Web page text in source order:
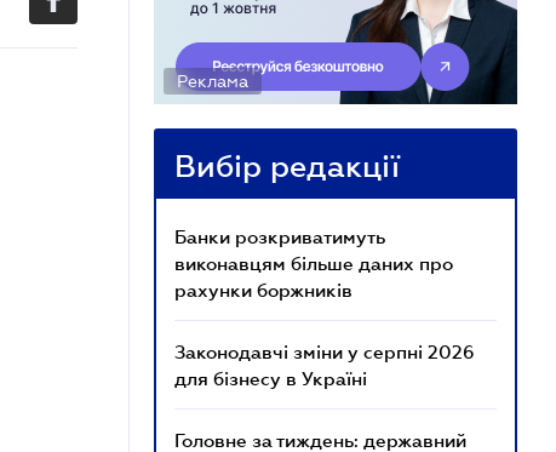
Реклама
Вибір редакції
Банки розкриватимуть
виконавцям більше даних про
рахунки боржників
Законодавчі зміни у серпні 2026
для бізнесу в Україні
Головне за тиждень: державний